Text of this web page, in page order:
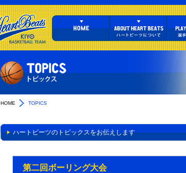
HOME TOPICS
ハートビーツのトピックスをお伝えします
第二回ボーリング大会